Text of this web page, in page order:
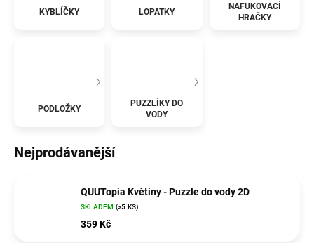
KYBLÍČKY LOPATKY
NAFUKOVACÍ
HRAČKY
PODLOŽKY
PUZZLÍKY DO
VODY
Nejprodávanější
QUUTopia Květiny - Puzzle do vody 2D
SKLADEM (>5 KS)
359 Kč